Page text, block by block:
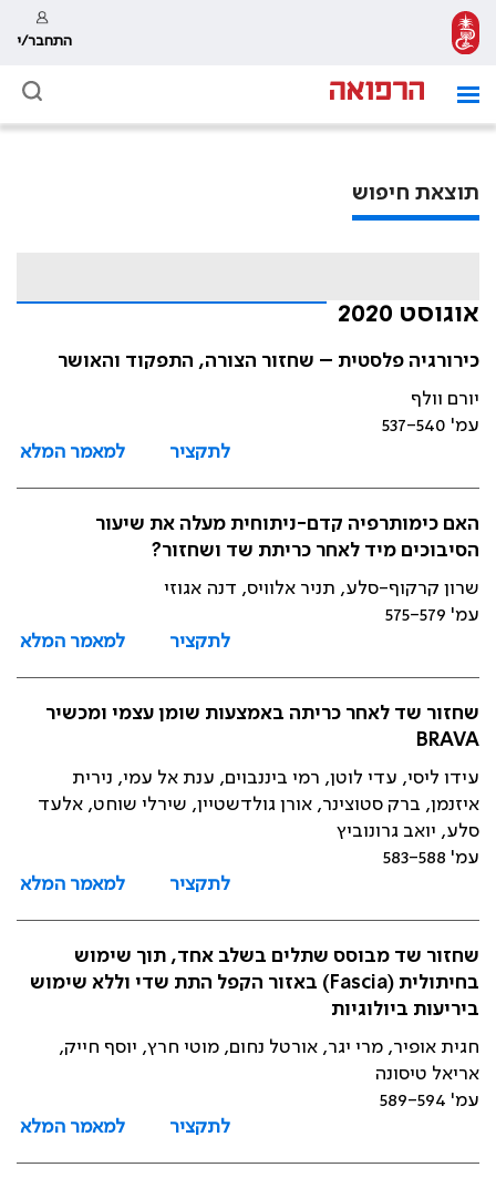
התחבר/י
תוצאת חיפוש
אוגוסט 2020
כירורגיה פלסטית – שחזור הצורה, התפקוד והאושר
יורם וולף
עמ' 537-540
לתקציר
למאמר המלא
האם כימותרפיה קדם-ניתוחית מעלה את שיעור
הסיבוכים מיד לאחר כריתת שד ושחזור?
שרון קרקוף-סלע, תניר אלוויס, דנה אגוזי
עמ' 575-579
לתקציר
למאמר המלא
שחזור שד לאחר כריתה באמצעות שומן עצמי ומכשיר
BRAVA
עידו ליסי, עדי לוטן, רמי ביננבוים, ענת אל עמי, נירית
איזנמן, ברק סטוצינר, אורן גולדשטיין, שירלי שוחט, אלעד
סלע, יואב גרונוביץ
עמ' 583-588
לתקציר
למאמר המלא
שחזור שד מבוסס שתלים בשלב אחד, תוך שימוש
בחיתולית (Fascia) באזור הקפל התת שדי וללא שימוש
ביריעות ביולוגיות
חגית אופיר, מרי יגר, אורטל נחום, מוטי חרץ, יוסף חייק,
אריאל טיסונה
עמ' 589-594
לתקציר
למאמר המלא